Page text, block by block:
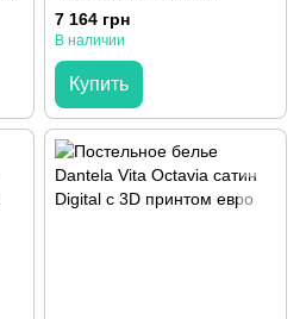
кружевом antrasit антрацит
евро
7 164 грн
В наличии
Купить